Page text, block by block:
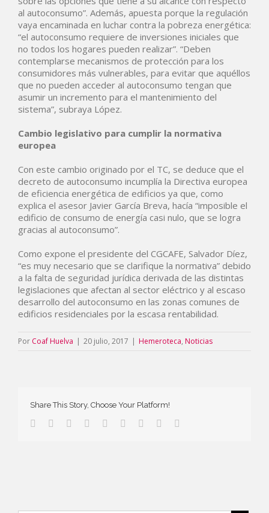
al autoconsumo”. Además, apuesta porque la regulación
vaya encaminada en luchar contra la pobreza energética:
“el autoconsumo requiere de inversiones iniciales que
no todos los hogares pueden realizar”. “Deben
contemplarse mecanismos de protección para los
consumidores más vulnerables, para evitar que aquéllos
que no pueden acceder al autoconsumo tengan que
asumir un incremento para el mantenimiento del
sistema”, subraya López.
Cambio legislativo para cumplir la normativa
europea
Con este cambio originado por el TC, se deduce que el
decreto de autoconsumo incumplía la Directiva europea
de eficiencia energética de edificios ya que, como
explica el asesor Javier García Breva, hacía “imposible el
edificio de consumo de energía casi nulo, que se logra
gracias al autoconsumo”.
Como expone el presidente del CGCAFE, Salvador Díez,
“es muy necesario que se clarifique la normativa” debido
a la falta de seguridad jurídica derivada de las distintas
legislaciones que afectan al sector eléctrico y al escaso
desarrollo del autoconsumo en las zonas comunes de
edificios residenciales por la escasa rentabilidad.
Por Coaf Huelva | 20 julio, 2017 | Hemeroteca, Noticias
Share This Story, Choose Your Platform!